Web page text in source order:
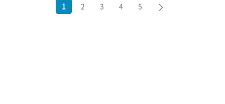
1 2 3 4 5